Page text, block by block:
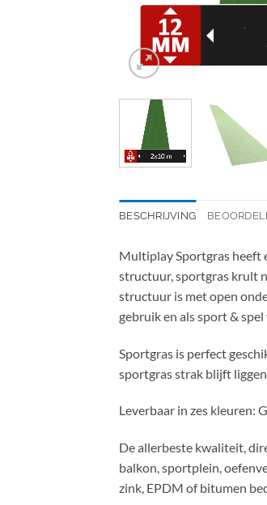
BESCHRIJVING
Multiplay Sportgras heeft
structuur, sportgras krult
structuur is met open
gebruik en als sport &
Sportgras is perfect
sportgras strak blijft
Leverbaar in zes kleuren:
De allerbeste kwaliteit,
balkon, sportplein,
zink, EPDM of bitumen